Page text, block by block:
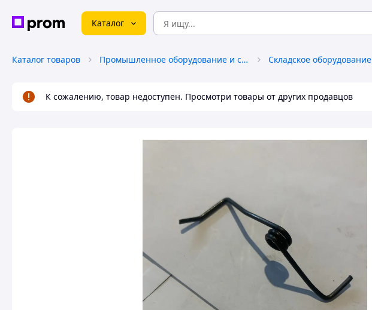
Каталог
Каталог товаров Промышленное оборудование и станки Складское оборудование
К сожалению, товар недоступен. Просмотри товары от других продавцов